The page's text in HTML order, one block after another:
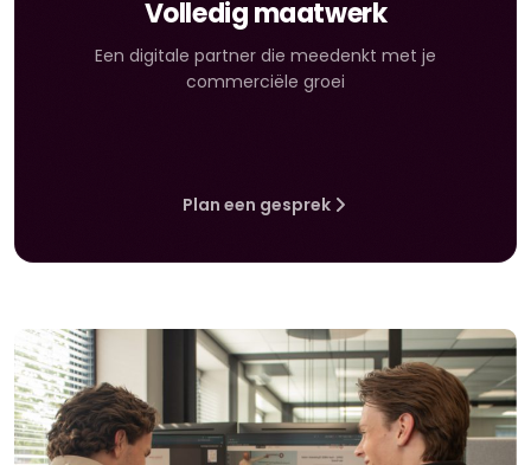
Volledig maatwerk
Een digitale partner die meedenkt met je
commerciële groei
Plan een gesprek